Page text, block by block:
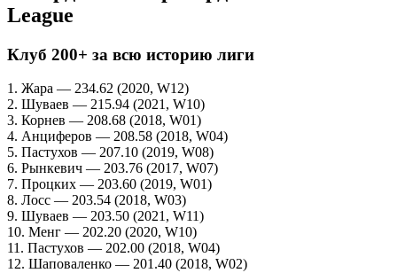
League
Клуб 200+ за всю историю лиги
1. Жара — 234.62 (2020, W12)
2. Шуваев — 215.94 (2021, W10)
3. Корнев — 208.68 (2018, W01)
4. Анциферов — 208.58 (2018, W04)
5. Пастухов — 207.10 (2019, W08)
6. Рынкевич — 203.76 (2017, W07)
7. Процких — 203.60 (2019, W01)
8. Лосс — 203.54 (2018, W03)
9. Шуваев — 203.50 (2021, W11)
10. Менг — 202.20 (2020, W10)
11. Пастухов — 202.00 (2018, W04)
12. Шаповаленко — 201.40 (2018, W02)